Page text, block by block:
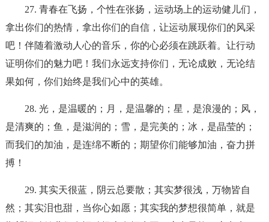
27. 青春在飞扬，个性在张扬，运动场上的运动健儿们，
拿出你们的热情，拿出你们的自信，让运动展现你们的风采
吧！伴随着激动人心的音乐，你的心必须在跳跃着。让行动
证明你们的魅力吧！我们永远支持你们，无论成败，无论结
果如何，你们始终是我们心中的英雄。
28. 光，是温暖的；月，是温馨的；星，是浪漫的；风，
是清爽的；鱼，是滋润的；雪，是完美的；冰，是晶莹的；
而我们的加油，是连绵不断的；期望你们能够加油，奋力拼
搏！
29. 其实天很蓝，阴云总要散；其实梦很浅，万物皆自
然；其实泪也甜，当你心如愿；其实我的梦想很简单，就是